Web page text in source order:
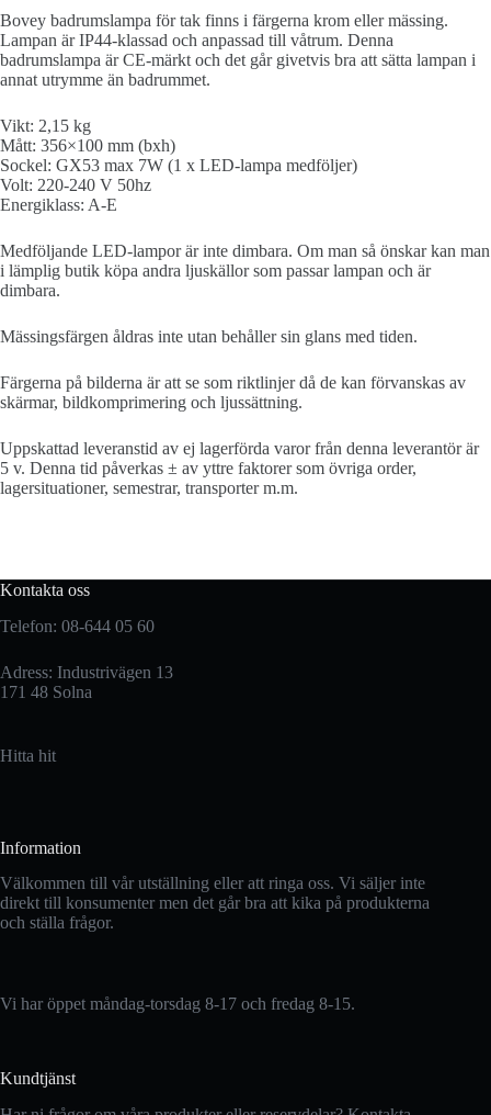
Bovey badrumslampa för tak finns i färgerna krom eller mässing.
Lampan är IP44-klassad och anpassad till våtrum. Denna
badrumslampa är CE-märkt och det går givetvis bra att sätta lampan i
annat utrymme än badrummet.
Vikt: 2,15 kg
Mått: 356×100 mm (bxh)
Sockel: GX53 max 7W (1 x LED-lampa medföljer)
Volt: 220-240 V 50hz
Energiklass: A-E
Medföljande LED-lampor är inte dimbara. Om man så önskar kan man
i lämplig butik köpa andra ljuskällor som passar lampan och är
dimbara.
Mässingsfärgen åldras inte utan behåller sin glans med tiden.
Färgerna på bilderna är att se som riktlinjer då de kan förvanskas av
skärmar, bildkomprimering och ljussättning.
Uppskattad leveranstid av ej lagerförda varor från denna leverantör är
5 v. Denna tid påverkas ± av yttre faktorer som övriga order,
lagersituationer, semestrar, transporter m.m.
Kontakta oss
Telefon: 08-644 05 60
Adress: Industrivägen 13
171 48 Solna
Hitta hit
Information
Välkommen till vår utställning eller att ringa oss. Vi säljer inte
direkt till konsumenter men det går bra att kika på produkterna
och ställa frågor.
Vi har öppet måndag-torsdag 8-17 och fredag 8-15.
Kundtjänst